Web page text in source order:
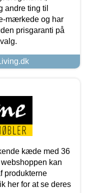
andre ting til
mærkede og har
prisgaranti på
kæde med 36
kan
produkterne
her for at se deres